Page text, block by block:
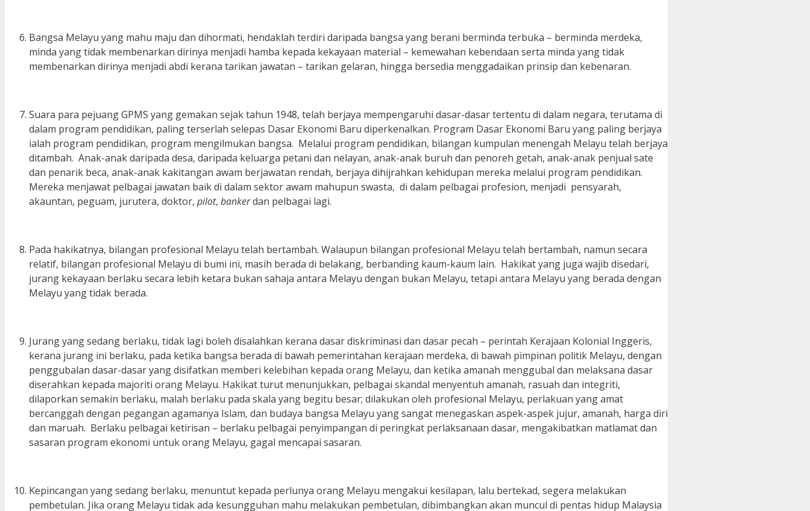
Bangsa Melayu yang mahu maju dan dihormati, hendaklah terdiri daripada bangsa yang berani berminda terbuka – berminda merdeka,
minda yang tidak membenarkan dirinya menjadi hamba kepada kekayaan material – kemewahan kebendaan serta minda yang tidak
membenarkan dirinya menjadi abdi kerana tarikan jawatan – tarikan gelaran, hingga bersedia menggadaikan prinsip dan kebenaran.
Suara para pejuang GPMS yang gemakan sejak tahun 1948, telah berjaya mempengaruhi dasar-dasar tertentu di dalam negara, terutama di
dalam program pendidikan, paling terserlah selepas Dasar Ekonomi Baru diperkenalkan. Program Dasar Ekonomi Baru yang paling berjaya
ialah program pendidikan, program mengilmukan bangsa. Melalui program pendidikan, bilangan kumpulan menengah Melayu telah berjaya
ditambah. Anak-anak daripada desa, daripada keluarga petani dan nelayan, anak-anak buruh dan penoreh getah, anak-anak penjual sate
dan penarik beca, anak-anak kakitangan awam berjawatan rendah, berjaya dihijrahkan kehidupan mereka melalui program pendidikan.
Mereka menjawat pelbagai jawatan baik di dalam sektor awam mahupun swasta, di dalam pelbagai profesion, menjadi pensyarah,
akauntan, peguam, jurutera, doktor, pilot, bankerdan pelbagai lagi.
Pada hakikatnya, bilangan profesional Melayu telah bertambah. Walaupun bilangan profesional Melayu telah bertambah, namun secara
relatif, bilangan profesional Melayu di bumi ini, masih berada di belakang, berbanding kaum-kaum lain. Hakikat yang juga wajib disedari,
jurang kekayaan berlaku secara lebih ketara bukan sahaja antara Melayu dengan bukan Melayu, tetapi antara Melayu yang berada dengan
Melayu yang tidak berada.
Jurang yang sedang berlaku, tidak lagi boleh disalahkan kerana dasar diskriminasi dan dasar pecah – perintah Kerajaan Kolonial Inggeris,
kerana jurang ini berlaku, pada ketika bangsa berada di bawah pemerintahan kerajaan merdeka, di bawah pimpinan politik Melayu, dengan
penggubalan dasar-dasar yang disifatkan memberi kelebihan kepada orang Melayu, dan ketika amanah menggubal dan melaksana dasar
diserahkan kepada majoriti orang Melayu. Hakikat turut menunjukkan, pelbagai skandal menyentuh amanah, rasuah dan integriti,
dilaporkan semakin berlaku, malah berlaku pada skala yang begitu besar; dilakukan oleh profesional Melayu, perlakuan yang amat
bercanggah dengan pegangan agamanya Islam, dan budaya bangsa Melayu yang sangat menegaskan aspek-aspek jujur, amanah, harga diri
dan maruah. Berlaku pelbagai ketirisan – berlaku pelbagai penyimpangan di peringkat perlaksanaan dasar, mengakibatkan matlamat dan
sasaran program ekonomi untuk orang Melayu, gagal mencapai sasaran.
Kepincangan yang sedang berlaku, menuntut kepada perlunya orang Melayu mengakui kesilapan, lalu bertekad, segera melakukan
pembetulan. Jika orang Melayu tidak ada kesungguhan mahu melakukan pembetulan, dibimbangkan akan muncul di pentas hidup Malaysia